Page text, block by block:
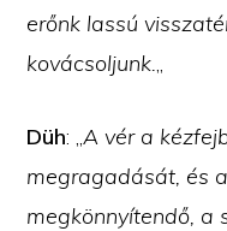
erőnk lassú
kovácsoljunk.„
Düh: „A vér a
megragadását, és
megkönnyítendő, a